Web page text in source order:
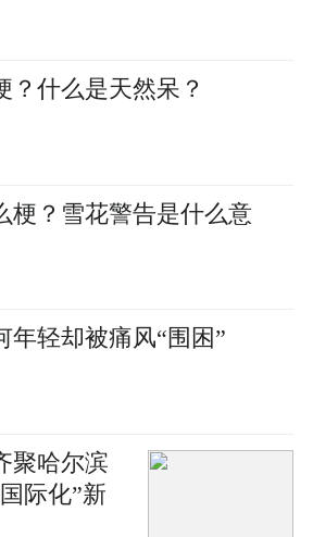
？什么是天然呆？
梗？雪花警告是什么意
年轻却被痛风“围困”
聚哈尔滨
际化”新